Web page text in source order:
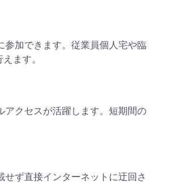
参加できます。従業員個人宅や臨
ます。
アクセスが活躍します。短期間の
せず直接インターネットに迂回さ